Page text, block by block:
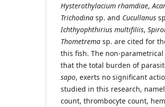
Hysterothylacium rhamdiae,
Trichodina sp. and Cucullanus
Ichthyophthirius multifiliis,
Thometrema sp. are cited for
this fish. The non-
that the total burden of
sapo, exerts no significant
studied in this research,
count, thrombocyte count,